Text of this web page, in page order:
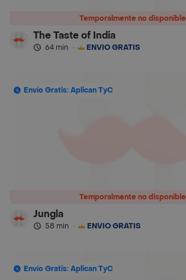
Temporalmente no disponible
The Taste of India
64 min · ENVÍO GRATIS
Temporalmente no disponible
Envío Gratis: Aplican TyC
Jungla
58 min · ENVÍO GRATIS
Envío Gratis: Aplican TyC